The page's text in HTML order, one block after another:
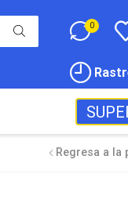
0
Regresa a la